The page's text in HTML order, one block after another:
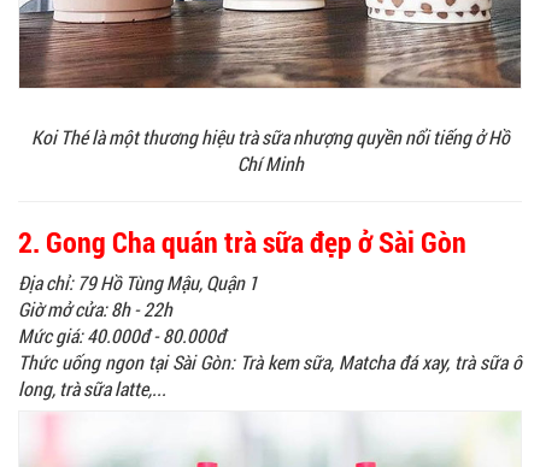
Koi Thé là một thương hiệu trà sữa nhượng quyền nổi tiếng ở Hồ
Chí Minh
2. Gong Cha quán trà sữa đẹp ở Sài Gòn
Địa chỉ: 79 Hồ Tùng Mậu, Quận 1
Giờ mở cửa: 8h - 22h
Mức giá: 40.000đ - 80.000đ
Thức uống ngon tại Sài Gòn: Trà kem sữa, Matcha đá xay, trà sữa ô
long, trà sữa latte,...